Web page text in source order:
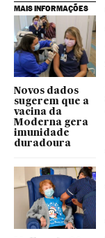
MAIS INFORMAÇÕES
Novos dados
sugerem que a
vacina da
Moderna gera
imunidade
duradoura